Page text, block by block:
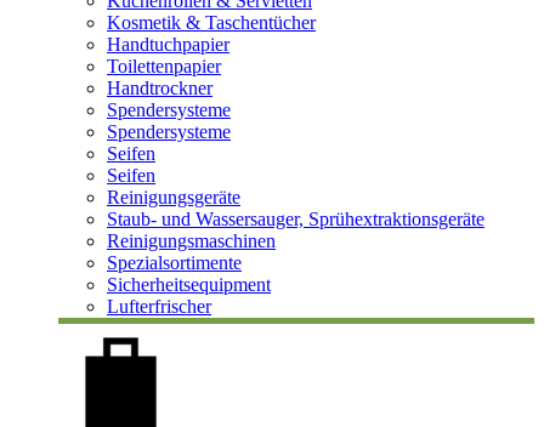
Kosmetik & Taschentücher
Handtuchpapier
Toilettenpapier
Handtrockner
Spendersysteme
Spendersysteme
Seifen
Seifen
Reinigungsgeräte
Staub- und Wassersauger, Sprühextraktionsgeräte
Reinigungsmaschinen
Spezialsortimente
Sicherheitsequipment
Lufterfrischer